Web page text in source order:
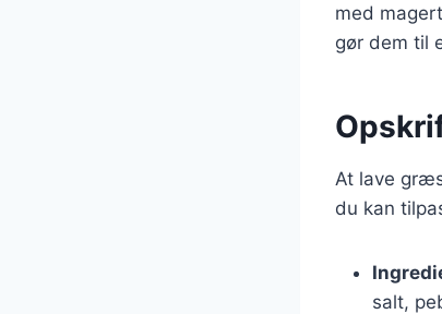
med
gør dem til
At lave
du kan
salt,